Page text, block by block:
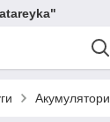
Акумулятори